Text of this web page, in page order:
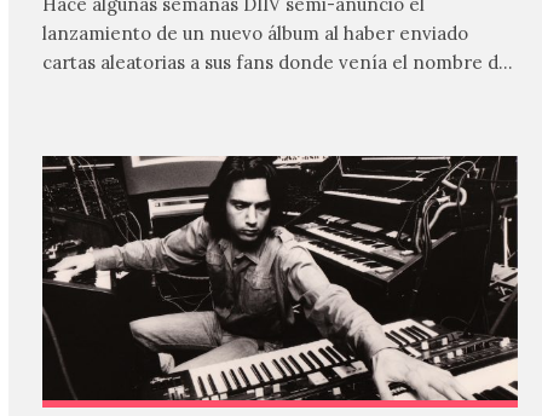
lanzamiento de un nuevo álbum al haber enviado
cartas aleatorias a sus fans donde venía el nombre de